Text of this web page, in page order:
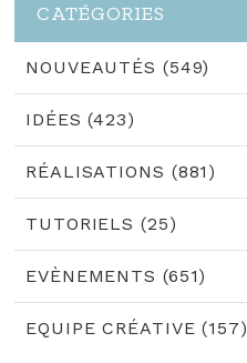
CATÉGORIES
NOUVEAUTÉS (549)
IDÉES (423)
RÉALISATIONS (881)
TUTORIELS (25)
EVÈNEMENTS (651)
EQUIPE CRÉATIVE (157)